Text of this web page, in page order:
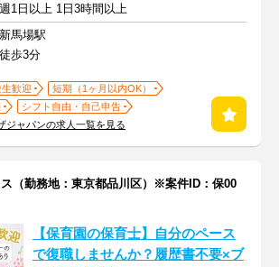
週1日以上 1日3時間以上
新馬場駅
徒歩3分
歓迎
短期（1ヶ月以内OK）
シフト自由・自己申告
ジャパンの求人一覧を見る
（勤務地：東京都品川区）※案件ID：保00
【保育園の保育士】自分のペース
で復職しませんか？履歴書不要×ブ